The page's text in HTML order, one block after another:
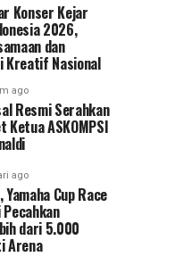
Konser Kejar
2026,
dan
Kreatif Nasional
ago
Resmi Serahkan
ASKOMPSI
ago
Yamaha Cup Race
dari 5.000
Arena